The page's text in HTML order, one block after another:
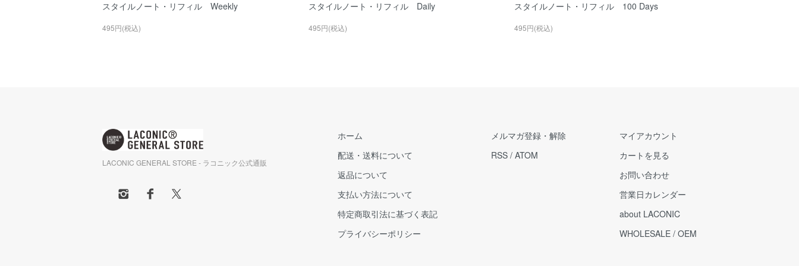
スタイルノート・リフィル Weekly
495円(税込)
スタイルノート・リフィル Daily
495円(税込)
スタイルノート・リフィル 100 Days
495円(税込)
LACONIC GENERAL STORE - ラコニック公式通販
ホーム
配送・送料について
返品について
支払い方法について
特定商取引法に基づく表記
プライバシーポリシー
メルマガ登録・解除
RSS / ATOM
マイアカウント
カートを見る
お問い合わせ
営業日カレンダー
about LACONIC
WHOLESALE / OEM